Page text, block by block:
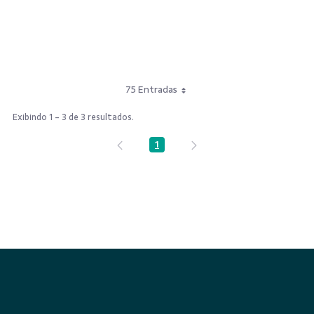
75 Entradas
Exibindo 1 - 3 de 3 resultados.
Página
1